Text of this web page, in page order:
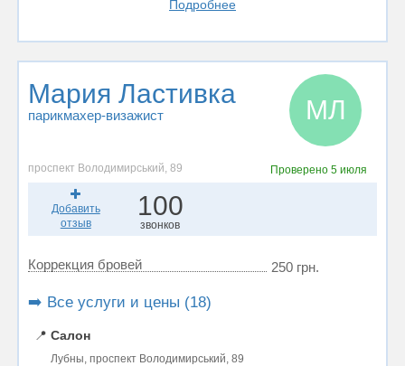
Подробнее
Мария Ластивка
парикмахер-визажист МЛ
проспект Володимирський, 89 Проверено5 июля
Добавить
отзыв
100
звонков
Коррекция бровей 250 грн.
➡️ Все услуги и цены (18)
📍 Салон
Лубны, проспект Володимирський, 89